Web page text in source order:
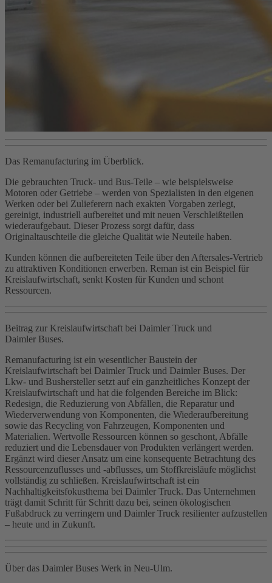
Das Remanufacturing im Überblick.
Die gebrauchten Truck- und Bus-Teile – wie beispielsweise
Motoren oder Getriebe – werden von Spezialisten in den eigenen
Werken oder bei Zulieferern nach exakten Vorgaben zerlegt,
gereinigt, industriell aufbereitet und mit neuen Verschleißteilen
wiederaufgebaut. Dieser Prozess sorgt dafür, dass
Originaltauschteile die gleiche Qualität wie Neuteile haben.
Kunden können die aufbereiteten Teile über den Aftersales-Vertrieb
zu attraktiven Konditionen erwerben. Reman ist ein Beispiel für
Kreislaufwirtschaft, senkt Kosten für Kunden und schont
Ressourcen.
Beitrag zur Kreislaufwirtschaft bei Daimler Truck und
Daimler Buses.
Remanufacturing ist ein wesentlicher Baustein der
Kreislaufwirtschaft bei Daimler Truck und Daimler Buses. Der
Lkw- und Bushersteller setzt auf ein ganzheitliches Konzept der
Kreislaufwirtschaft und hat die folgenden Bereiche im Blick:
Redesign, die Reduzierung von Abfällen, die Reparatur und
Wiederverwendung von Komponenten, die Wiederaufbereitung
sowie das Recycling von Fahrzeugen, Komponenten und
Materialien. Wertvolle Ressourcen können so geschont, Abfälle
reduziert und die Lebensdauer von Produkten verlängert werden.
Ergänzt wird dieser Ansatz um eine konsequente Betrachtung des
Ressourcenzuflusses und -abflusses, um Stoffkreisläufe möglichst
vollständig zu schließen. Kreislaufwirtschaft ist ein
Nachhaltigkeitsfokusthema bei Daimler Truck. Das Unternehmen
trägt damit Schritt für Schritt dazu bei, seinen ökologischen
Fußabdruck zu verringern und Daimler Truck resilienter aufzustellen
– heute und in Zukunft.
Über das Daimler Buses Werk in Neu‑Ulm.